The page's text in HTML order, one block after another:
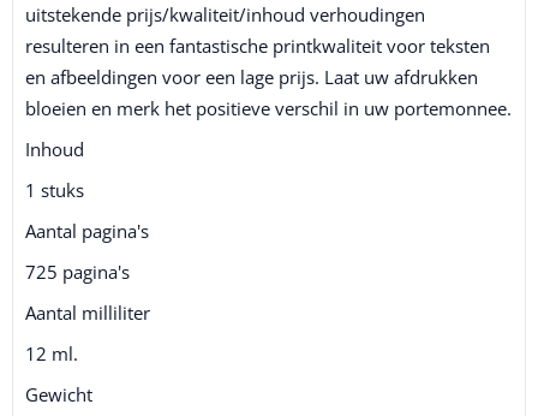
uitstekende prijs/kwaliteit/inhoud verhoudingen
resulteren in een fantastische printkwaliteit voor teksten
en afbeeldingen voor een lage prijs. Laat uw afdrukken
bloeien en merk het positieve verschil in uw portemonnee.
Inhoud
1 stuks
Aantal pagina's
725 pagina's
Aantal milliliter
12 ml.
Gewicht